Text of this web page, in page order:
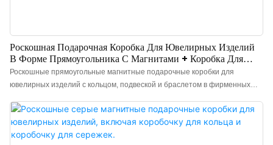
Роскошная Подарочная Коробка Для Ювелирных Изделий
В Форме Прямоугольника С Магнитами + Коробка Для
Кольца.
Роскошные прямоугольные магнитные подарочные коробки для
ювелирных изделий с кольцом, подвеской и браслетом в фирменных
магазины и ювелирные лавки могут улучшить презентацию своих
украшений с помощью наших «роскошных картонных магнитных
подарочных коробок и коробок для колец», отличающихся элегантным